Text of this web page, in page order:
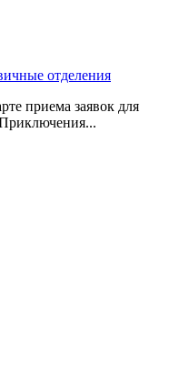
отделения
приема заявок для